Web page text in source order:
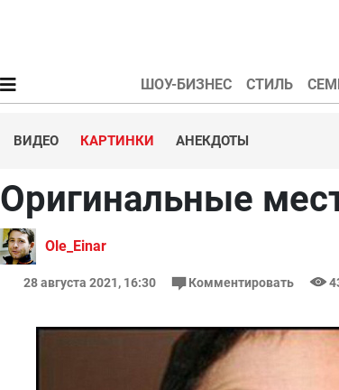
ШОУ-БИЗНЕС СТИЛЬ
ВИДЕО КАРТИНКИ АНЕКДОТЫ
Оригинальные
Ole_Einar
28 августа 2021, 16:30 Комментировать